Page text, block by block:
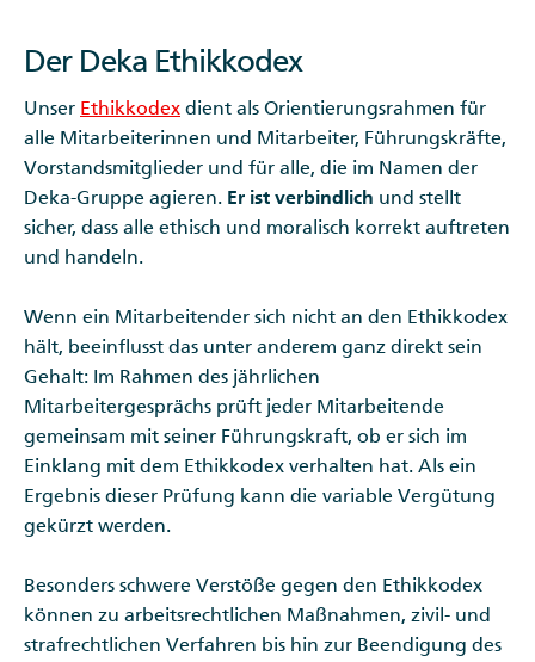
Der Deka Ethikkodex
Unser Ethikkodex dient als Orientierungsrahmen für
alle Mitarbeiterinnen und Mitarbeiter, Führungskräfte,
Vorstandsmitglieder und für alle, die im Namen der
Deka-Gruppe agieren. Er ist verbindlich und stellt
sicher, dass alle ethisch und moralisch korrekt auftreten
und handeln.
Wenn ein Mitarbeitender sich nicht an den Ethikkodex
hält, beeinflusst das unter anderem ganz direkt sein
Gehalt: Im Rahmen des jährlichen
Mitarbeitergesprächs prüft jeder Mitarbeitende
gemeinsam mit seiner Führungskraft, ob er sich im
Einklang mit dem Ethikkodex verhalten hat. Als ein
Ergebnis dieser Prüfung kann die variable Vergütung
gekürzt werden.
Besonders schwere Verstöße gegen den Ethikkodex
können zu arbeitsrechtlichen Maßnahmen, zivil- und
strafrechtlichen Verfahren bis hin zur Beendigung des